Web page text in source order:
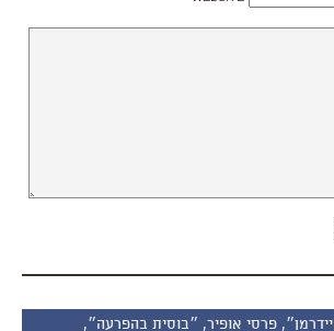
505: ״ספיידרמן״, פרסי אופיר, ״בוסית בהפרעה״,